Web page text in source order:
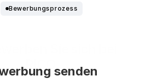
Bewerbungsprozess
senden